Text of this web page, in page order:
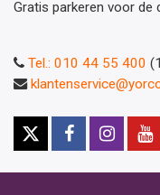
Gratis parkeren voor de
Tel.: 010 44 55 400